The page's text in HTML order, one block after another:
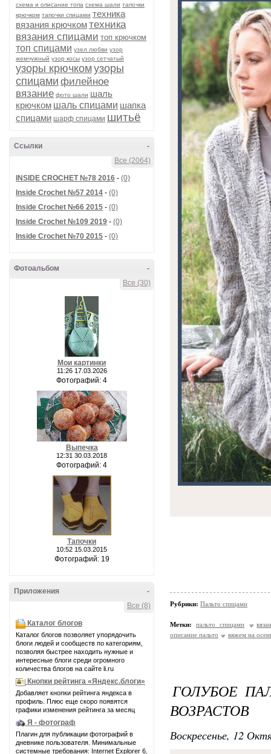
схема и описание топа схема шали тапочки
крючком тапочки спицами техника
вязания крючкомтехника
вязания спицами топ крючком
топ спицами узел любви узор
жемчужный узор косы узор сетчатый
узоры крючком узоры
спицами филейное
вязание фото шали шаль
крючком шаль спицами шапка
спицами шарф спицами шитьё
-
Ссылки
Все (2064)
INSIDE CROCHET №78 2016 - (0)
Inside Crochet №57 2014 - (0)
Inside Crochet №66 2015 - (0)
Inside Crochet №109 2019 - (0)
Inside Crochet №70 2015 - (0)
-
Фотоальбом
Все (30)
Мои картинки
11:26 17.03.2026
Фотографий: 4
Выпечка
12:31 30.03.2018
Фотографий: 4
Тапочки
10:52 15.03.2015
Фотографий: 19
-
Приложения
Все (8)
Каталог блогов
Каталог блогов позволяет упорядочить
блоги людей и сообществ по категориям,
позволяя быстрее находить нужные и
интересные блоги среди огромного
количества блогов на сайте li.ru
Кнопки рейтинга «Яндекс.блоги»
Добавляет кнопки рейтинга яндекса в
профиль. Плюс еще скоро появятся
графики изменения рейтинга за месяц
Я - фотограф
Плагин для публикации фотографий в
дневнике пользователя. Минимальные
системные требования: Internet Explorer 6,
Рубрики: Пальто спицами
Метки: пальто спицами
описание пальто
вяжем на
ГОЛУБОЕ
ВОЗРАСТОВ
Воскресенье, 12